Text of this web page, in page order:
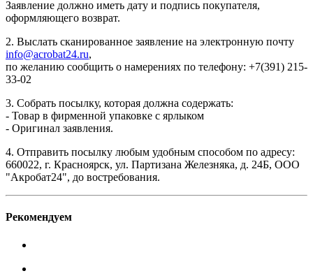
Заявление должно иметь дату и подпись покупателя,
оформляющего возврат.
2. Выслать сканированное заявление на электронную почту
info@acrobat24.ru,
по желанию сообщить о намерениях по телефону: +7(391) 215-
33-02
3. Собрать посылку, которая должна содержать:
- Товар в фирменной упаковке с ярлыком
- Оригинал заявления.
4. Отправить посылку любым удобным способом по адресу:
660022, г. Красноярск, ул. Партизана Железняка, д. 24Б, ООО
"Акробат24", до востребования.
Рекомендуем